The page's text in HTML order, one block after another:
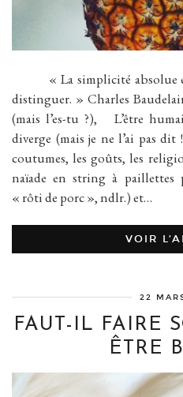
« La simplicité absolue
distinguer. » Charles
(mais l’es-tu ?), L’être
diverge (mais je ne l’ai pas
coutumes, les goûts, les
naïade en string à paillettes
« rôti de porc », ndlr.) et…
VOIR
22
FAUT-IL FAIRE
ÊTRE